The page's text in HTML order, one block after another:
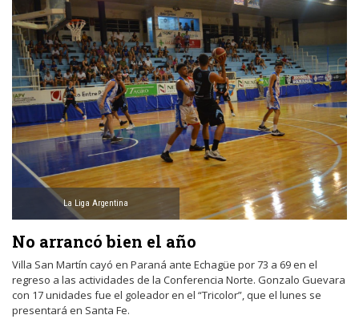
La Liga Argentina
No arrancó bien el año
Villa San Martín cayó en Paraná ante Echagüe por 73 a 69 en el
regreso a las actividades de la Conferencia Norte. Gonzalo Guevara
con 17 unidades fue el goleador en el “Tricolor”, que el lunes se
presentará en Santa Fe.